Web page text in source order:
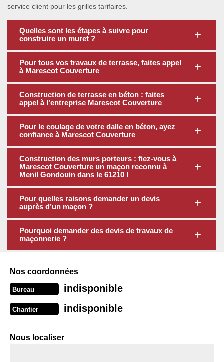
service client pour les grilles tarifaires.
Quelles sont les étapes à suivre pour
construire un muret ?
Pour tous vos travaux de terrasse, faites appel
à Marescot Couverture
Construction de terrasse en béton : faites
appel à l’entreprise Marescot Couverture
Pour le coulage de votre dalle en béton, ayez
confiance à Marescot Couverture
Construction des murs porteurs : fiez-vous à
Marescot Couverture un maçon reconnu à
Menil Gondouin dans le 61210 !
Pour quelles raisons demander un devis
auprès d’un maçon ?
Pourquoi demander des devis de travaux de
maçonnerie ?
Nos coordonnées
Bureau indisponible
Chantier indisponible
Nous localiser